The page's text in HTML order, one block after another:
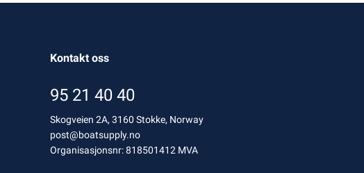
Kontakt oss
95 21 40 40
Skogveien 2A, 3160 Stokke, Norway
post@boatsupply.no
Organisasjonsnr: 818501412 MVA